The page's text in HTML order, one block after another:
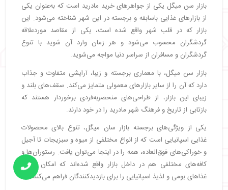
بازار سن میگل یکی از جواهرهای خرید مادرید است که به‌عنوان یکی
از بازارهای غذایی باسابقه و برجسته در این شهر شناخته می‌شود. این
بازار که در قلب شهر واقع شده است، یکی از مقاصد موردعلاقه
گردشگران محسوب می‌شود و هر زمان وارد آن شوید با تنوع
گردشگران و مسافران از سراسر دنیا مواجه می‌شوید.
بازار سن میگل، با معماری برجسته و زیبا، آرایشی متفاوت و جذاب
دارد که آن را از سایر بازارهای معمولی متمایز می‌کند. سقف‌های بلند و
زیبای این بازار، از طراحی‌های منحصربه‌فردی برخوردار هستند که
بازتابی از تاریخ و فرهنگ شهر مادرید را در خود دارند.
یکی از ویژگی‌های برجسته بازار سان میگل، تنوع بالای محصولات
غذایی اسپانیایی است که از انواع مختلفی از میوه و سبزیجات تا آجیل
و خوراکی‌های فوق‌العاده، همه را در اینجا می‌توان یافت. رستوران‌ها و
کافه‌های مختلفی هم در داخل بازار واقع شده‌اند که امکان تجربه
غذاهای بومی و لذیذ اسپانیایی را برای بازدیدکنندگان فراهم می‌کنند.